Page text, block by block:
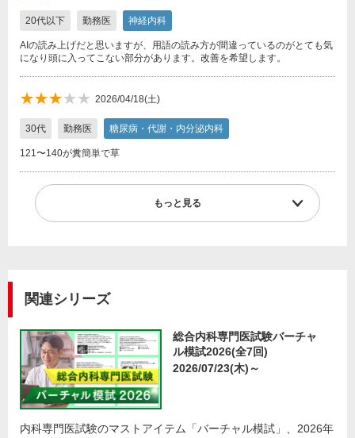
★★
★
20代以下 勤務医 神経内科
AIの読み上げだと思いますが、用語の読み方が間違っているのがとても気
になり頭に入ってこない部分があります。改善を希望します。
★★★
★★
★★★★★ 2026/04/18(土)
30代 勤務医 糖尿病・代謝・内分泌内科
121〜140が糞簡単で草
もっと見る
関連シリーズ
総合内科専門医試験バーチャ
ル模試2026(全7回)
2026/07/23(木)～
内科専門医試験のマストアイテム「バーチャル模試」、2026年